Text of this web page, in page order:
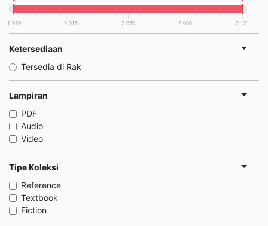
1 979 2 015 2 050 2 086 2 121
Ketersediaan
Tersedia di Rak
Lampiran
PDF
Audio
Video
Tipe Koleksi
Reference
Textbook
Fiction